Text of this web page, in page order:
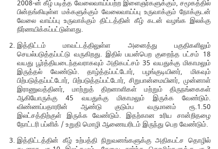
2008-ன் கீழ் படித்த வேலைவாய்ப்பற்ற இளைஞர்களுக்கும், சமூகத்தில்
பின்தங்கியுள்ள மக்களுக்கும் வேலைவாய்ப்பு உருவாக்கும் நோக்குடன்
வேலை வாய்ப்பு உருவாக்கும் திட்டத்தின் கீழ் கடன் வழங்க இலக்கு
நிர்ணயிக்கப்பட்டுள்ளது.
இத்திட்டம் மாவட்டத்திலுள்ள அனைத்து பகுதிகளிலும்
செயல்படுத்தப்பட்டு வருகிறது. இதில் பயன்பெற குறைந்த பட்சம் 18
வயது பூர்த்தியடைந்தவராகவும் அதிகபட்சம் 35 வயதுக்கு மிகாமலும்
இருத்தல் வேண்டும். தாழ்த்தப்பட்டோர், பழங்குடியினர், மிகவும்
பிற்படுத்தப்பட்டோர், பிற்படுத்தப்பட்டோர், சிறுபான்மையினர், முன்னாள்
இராணுவத்தினர், மாற்றுத் திறனாளிகள் மற்றும் திருநங்கைகள்
ஆகியோருக்கு 45 வயதுக்கு மிகாமலும் இருக்க வேண்டும்.
விண்ணப்பதாரரின் ஆண்டு குடும்ப வருமானம் ரூ.1.50
இலட்சத்திற்குள் இருக்க வேண்டும். இதற்கான உரிய சான்றிதழை
நோட்டரி பப்ளிக் / உறுதி மொழி ஆணையரிடம் இருந்து பெற வேண்டும்.
இத்திட்டத்தின் கீழ் உற்பத்தி நிறுவனங்களுக்கு அதிகபட்ச தொழில்